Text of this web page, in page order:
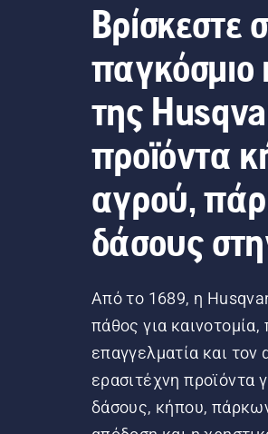
Βρίσκεστε
παγκόσμιο
της
προϊόντα
αγρού,
δάσους
Από το 1689, η
πάθος για
επαγγελματία και τον
ερασιτέχνη προϊόντα
δάσους, κήπου,